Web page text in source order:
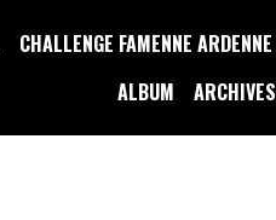
CHALLENGE FAMENNE ARDENNE
ALBUM
ARCHIVES